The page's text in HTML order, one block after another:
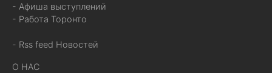
- Афиша выступлений
- Работа Торонто
- Rss feed Новостей
О НАС